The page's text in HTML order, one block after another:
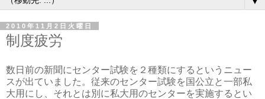
2010年11月2日火曜日
制度疲労
数日前の新聞にセンター試験を２種類にするというニュー
スが出ていました。従来のセンター試験を国公立と一部私
大用にし、それとは別に私大用のセンターを実施するとい